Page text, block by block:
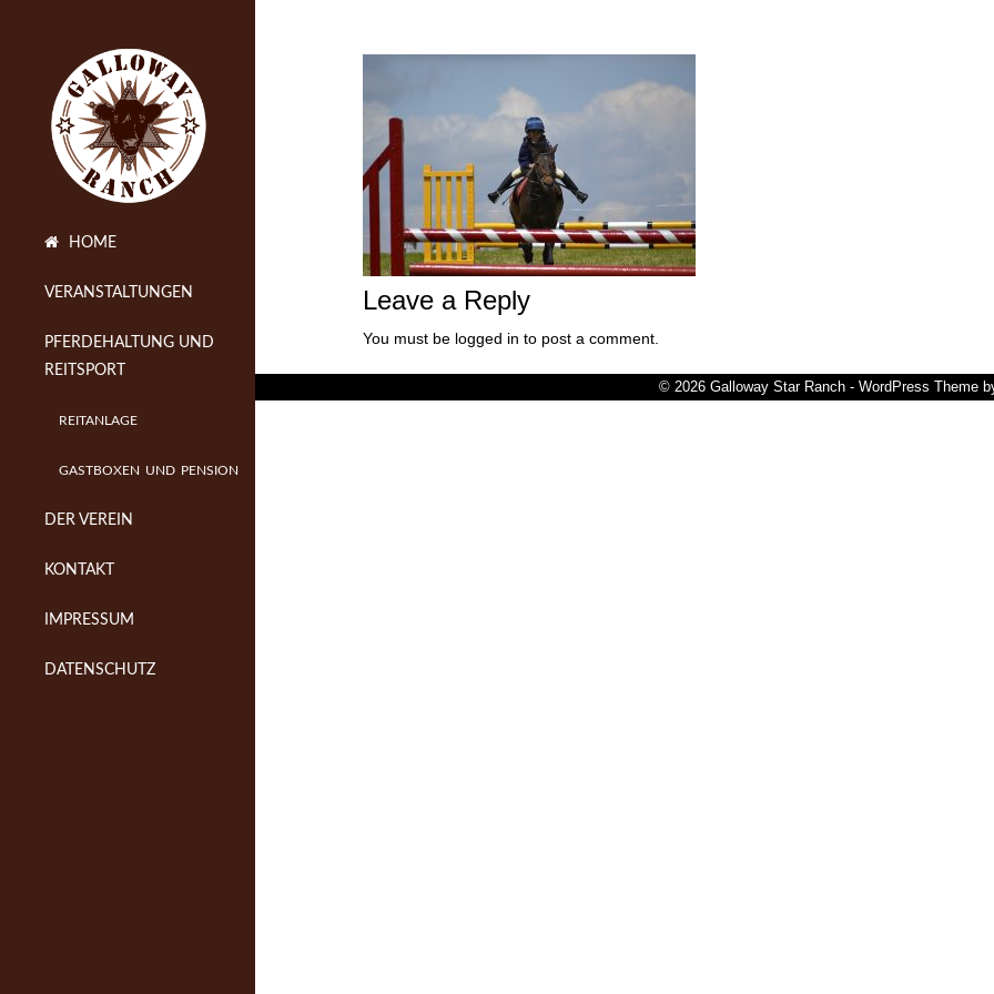
HOME
VERANSTALTUNGEN
PFERDEHALTUNG UND
REITSPORT
REITANLAGE
GASTBOXEN UND PENSION
DER VEREIN
KONTAKT
IMPRESSUM
DATENSCHUTZ
Leave a Reply
You must be logged in to post a comment.
© 2026 Galloway Star Ranch - WordPress Theme